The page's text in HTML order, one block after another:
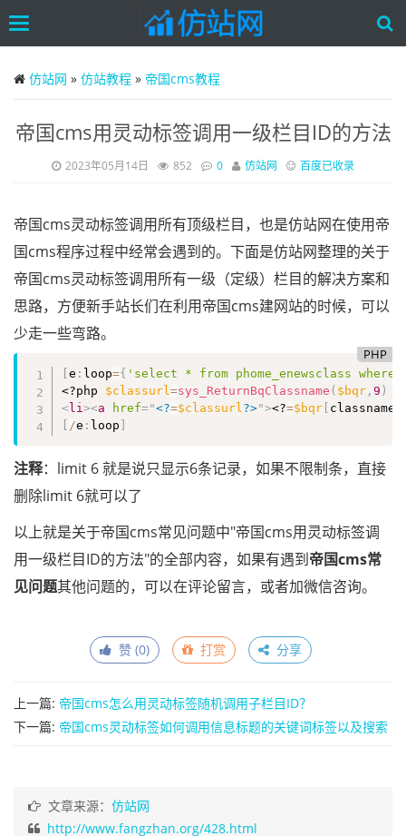
to
main
Toggle
仿站网 » 仿站教程 » 帝国cms教程
帝国cms用灵动标签调用一级栏目ID的方法
2023年05月14日 852 0 仿站网 百度已收录
帝国cms灵动标签调用所有顶级栏目，也是仿站网在使用帝
国cms程序过程中经常会遇到的。下面是仿站网整理的关于
帝国cms灵动标签调用所有一级（定级）栏目的解决方案和
思路，方便新手站长们在利用帝国cms建网站的时候，可以
少走一些弯路。
PHP
[e : loop={ 'select * from phome_enewsclass
<?php
$classurl=sys_ReturnBqClassname ( $bqr ,9 )
<li><a href="<?=$classurl ?>"><?=$bqr [ classname
[ /e : loop ]
注释：limit 6 就是说只显示6条记录，如果不限制条，直接
删除limit 6就可以了
以上就是关于帝国cms常见问题中"帝国cms用灵动标签调
用一级栏目ID的方法"的全部内容，如果有遇到帝国cms常
见问题其他问题的，可以在评论留言，或者加微信咨询。
赞 (0) 打赏 分享
上一篇: 帝国cms怎么用灵动标签随机调用子栏目ID？
下一篇: 帝国cms灵动标签如何调用信息标题的关键词标签以及搜索
文章来源： 仿站网
http://www.fangzhan.org/428.html